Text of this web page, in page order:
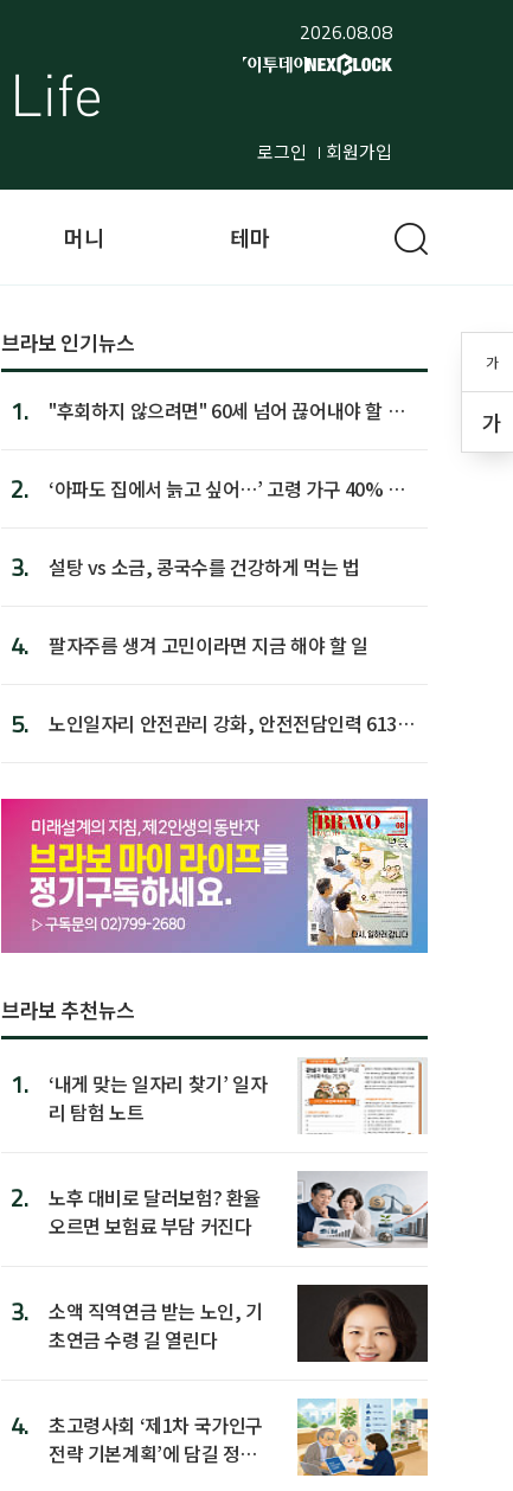
2026.08.08
로그인 회원가입
가
가
머니 테마
브라보 인기뉴스
1.
"후회하지 않으려면" 60세 넘어 끊어내야 할 사
2.
‘아파도 집에서 늙고 싶어…’ 고령 가구 40% 노
3. 설탕 vs 소금, 콩국수를 건강하게 먹는 법
4. 팔자주름 생겨 고민이라면 지금 해야 할 일
5.
노인일자리 안전관리 강화, 안전전담인력 613명
브라보 추천뉴스
1.
‘내게 맞는 일자리 찾기’ 일자
리 탐험 노트
2.
노후 대비로 달러보험? 환율
오르면 보험료 부담 커진다
3.
소액 직역연금 받는 노인, 기
초연금 수령 길 열린다
4.
초고령사회 ‘제1차 국가인구
전략 기본계획’에 담길 정책